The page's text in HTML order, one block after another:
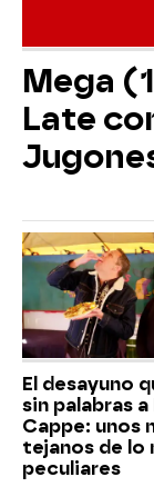
Mega
Late
El desayuno
sin palabras a
Cappe: unos
tejanos de lo
peculiares